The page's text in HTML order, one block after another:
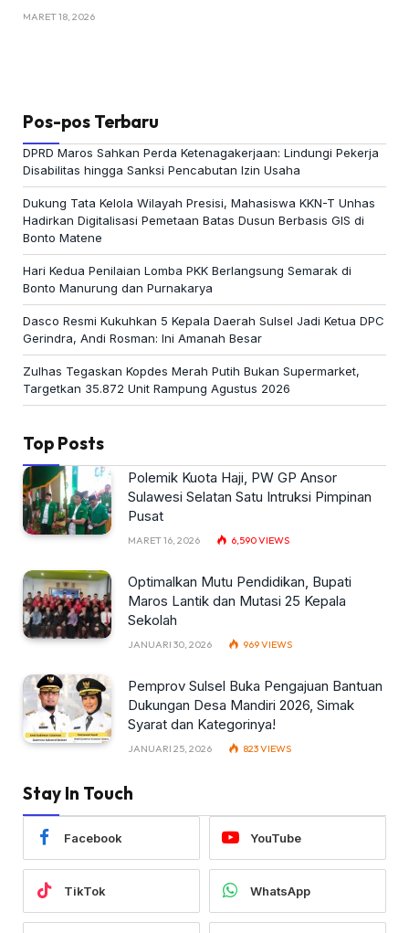
MARET 18, 2026
Pos-pos Terbaru
DPRD Maros Sahkan Perda Ketenagakerjaan: Lindungi Pekerja
Disabilitas hingga Sanksi Pencabutan Izin Usaha
Dukung Tata Kelola Wilayah Presisi, Mahasiswa KKN-T Unhas
Hadirkan Digitalisasi Pemetaan Batas Dusun Berbasis GIS di
Bonto Matene
Hari Kedua Penilaian Lomba PKK Berlangsung Semarak di
Bonto Manurung dan Purnakarya
Dasco Resmi Kukuhkan 5 Kepala Daerah Sulsel Jadi Ketua DPC
Gerindra, Andi Rosman: Ini Amanah Besar
Zulhas Tegaskan Kopdes Merah Putih Bukan Supermarket,
Targetkan 35.872 Unit Rampung Agustus 2026
Top Posts
Polemik Kuota Haji, PW GP Ansor
Sulawesi Selatan Satu Intruksi Pimpinan
Pusat
MARET 16, 2026 6,590VIEWS
Optimalkan Mutu Pendidikan, Bupati
Maros Lantik dan Mutasi 25 Kepala
Sekolah
JANUARI 30, 2026 969VIEWS
Pemprov Sulsel Buka Pengajuan Bantuan
Dukungan Desa Mandiri 2026, Simak
Syarat dan Kategorinya!
JANUARI 25, 2026 823VIEWS
Stay In Touch
Facebook YouTube
TikTok WhatsApp